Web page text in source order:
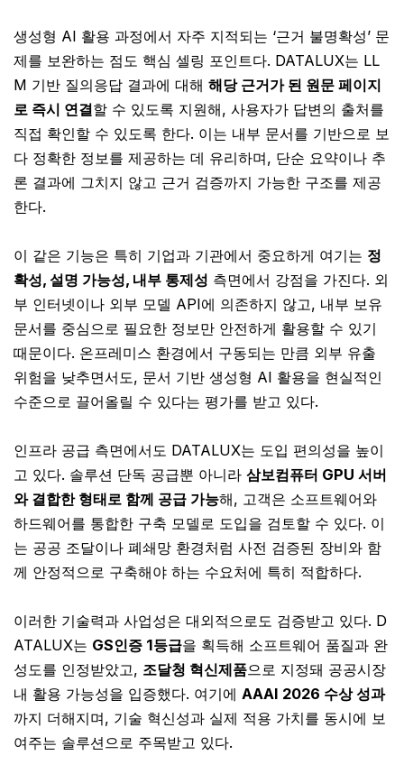
생성형 AI 활용 과정에서 자주 지적되는 ‘근거 불명확성’ 문
제를 보완하는 점도 핵심 셀링 포인트다. DATALUX는 LL
M 기반 질의응답 결과에 대해 해당 근거가 된 원문 페이지
로 즉시 연결할 수 있도록 지원해, 사용자가 답변의 출처를
직접 확인할 수 있도록 한다. 이는 내부 문서를 기반으로 보
다 정확한 정보를 제공하는 데 유리하며, 단순 요약이나 추
론 결과에 그치지 않고 근거 검증까지 가능한 구조를 제공
한다.
이 같은 기능은 특히 기업과 기관에서 중요하게 여기는 정
확성, 설명 가능성, 내부 통제성 측면에서 강점을 가진다. 외
부 인터넷이나 외부 모델 API에 의존하지 않고, 내부 보유
문서를 중심으로 필요한 정보만 안전하게 활용할 수 있기
때문이다. 온프레미스 환경에서 구동되는 만큼 외부 유출
위험을 낮추면서도, 문서 기반 생성형 AI 활용을 현실적인
수준으로 끌어올릴 수 있다는 평가를 받고 있다.
인프라 공급 측면에서도 DATALUX는 도입 편의성을 높이
고 있다. 솔루션 단독 공급뿐 아니라 삼보컴퓨터 GPU 서버
와 결합한 형태로 함께 공급 가능해, 고객은 소프트웨어와
하드웨어를 통합한 구축 모델로 도입을 검토할 수 있다. 이
는 공공 조달이나 폐쇄망 환경처럼 사전 검증된 장비와 함
께 안정적으로 구축해야 하는 수요처에 특히 적합하다.
이러한 기술력과 사업성은 대외적으로도 검증받고 있다. D
ATALUX는 GS인증 1등급을 획득해 소프트웨어 품질과 완
성도를 인정받았고, 조달청 혁신제품으로 지정돼 공공시장
내 활용 가능성을 입증했다. 여기에 AAAI 2026 수상 성과
까지 더해지며, 기술 혁신성과 실제 적용 가치를 동시에 보
여주는 솔루션으로 주목받고 있다.